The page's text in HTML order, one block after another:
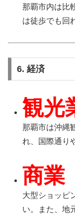
那覇市内は比
は徒歩でも回
6. 経済
観光
那覇市は沖縄
れ、国際通り
商業
大型ショッピ
い。また、地